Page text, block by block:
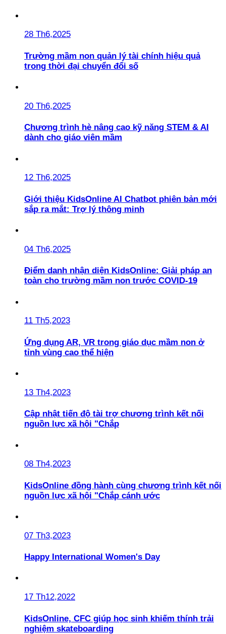
28 Th6,2025
Trường mầm non quản lý tài chính hiệu quả
trong thời đại chuyển đổi số
20 Th6,2025
Chương trình hè nâng cao kỹ năng STEM & AI
dành cho giáo viên mầm
12 Th6,2025
Giới thiệu KidsOnline AI Chatbot phiên bản mới
sắp ra mắt: Trợ lý thông minh
04 Th6,2025
Điểm danh nhận diện KidsOnline: Giải pháp an
toàn cho trường mầm non trước COVID-19
11 Th5,2023
Ứng dụng AR, VR trong giáo dục mầm non ở
tỉnh vùng cao thể hiện
13 Th4,2023
Cập nhật tiến độ tài trợ chương trình kết nối
nguồn lực xã hội "Chắp
08 Th4,2023
KidsOnline đồng hành cùng chương trình kết nối
nguồn lực xã hội "Chắp cánh ước
07 Th3,2023
Happy International Women's Day
17 Th12,2022
KidsOnline, CFC giúp học sinh khiếm thính trải
nghiệm skateboarding